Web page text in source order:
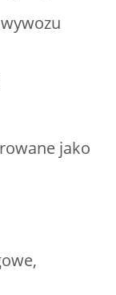
jako